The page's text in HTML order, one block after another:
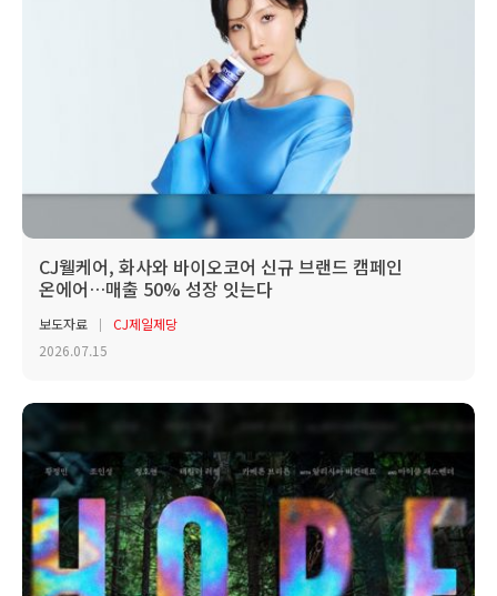
CJ웰케어, 화사와 바이오코어 신규 브랜드 캠페인
온에어…매출 50% 성장 잇는다
보도자료
CJ제일제당
2026.07.15